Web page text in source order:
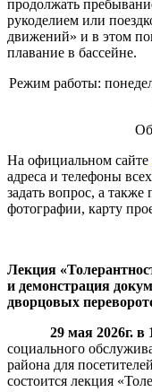
продолжать
рукоделием или
движений» и в этом
плавание в бассейне.
Режим работы:
На официальном сайте
адреса и телефоны
задать вопрос, а
фотографии, карту
Лекция
и демонстрация
дворцовых
29 мая 2026г. в
социального
района для
состоится лекция